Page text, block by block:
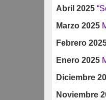
Abril 2025
Marzo 2025
Febrero
Enero 2025
Diciembre
Noviembre